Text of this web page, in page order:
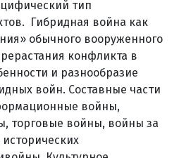
тип
Гибридная война как
обычного вооруженного
конфликта в
и разнообразие
войн. Составные части
войны,
торговые войны, войны за